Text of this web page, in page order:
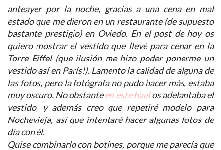
anteayer por la noche, gracias a una cena en mal
estado que me dieron en un restaurante (de supuesto
bastante prestigio) en Oviedo. En el post de hoy os
quiero mostrar el vestido que llevé para cenar en la
Torre Eiffel (que ilusión me hizo poder ponerme un
vestido así en París!). Lamento la calidad de alguna de
las fotos, pero la fotógrafa no pudo hacer más, estaba
muy oscuro. No obstanteen este haulos adelantaba el
vestido, y además creo que repetiré modelo para
Nochevieja, así que intentaré hacer algunas fotos de
día con él.
Quise combinarlo con botines, porque me parecía que